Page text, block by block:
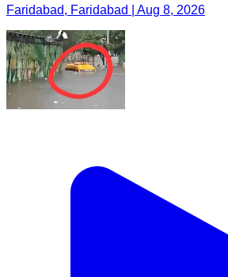
Faridabad, Faridabad | Aug 8, 2026